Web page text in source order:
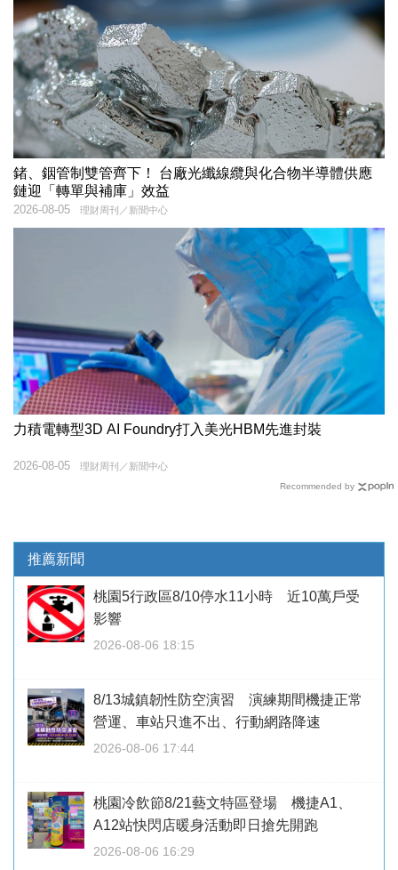
鍺、銦管制雙管齊下！ 台廠光纖線纜與化合物半導體供應
鏈迎「轉單與補庫」效益
理財周刊／新聞中心
2026-08-05
力積電轉型3D AI Foundry打入美光HBM先進封裝
理財周刊／新聞中心
2026-08-05
Recommended by
推薦新聞
桃園5行政區8/10停水11小時 近10萬戶受
影響
2026-08-06 18:15
8/13城鎮韌性防空演習 演練期間機捷正常
營運、車站只進不出、行動網路降速
2026-08-06 17:44
桃園冷飲節8/21藝文特區登場 機捷A1、
A12站快閃店暖身活動即日搶先開跑
2026-08-06 16:29